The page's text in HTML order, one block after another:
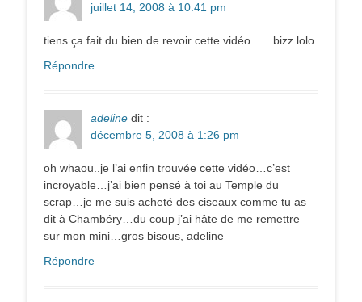
juillet 14, 2008 à 10:41 pm
tiens ça fait du bien de revoir cette vidéo……bizz lolo
Répondre
adeline dit :
décembre 5, 2008 à 1:26 pm
oh whaou..je l’ai enfin trouvée cette vidéo…c’est
incroyable…j’ai bien pensé à toi au Temple du
scrap…je me suis acheté des ciseaux comme tu as
dit à Chambéry…du coup j’ai hâte de me remettre
sur mon mini…gros bisous, adeline
Répondre